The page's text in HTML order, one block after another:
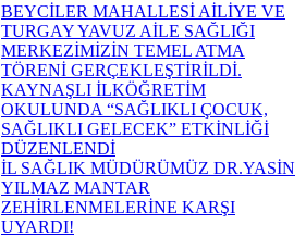
BEYCİLER MAHALLESİ AİLİYE VE
TURGAY YAVUZ AİLE SAĞLIĞI
MERKEZİMİZİN TEMEL ATMA
TÖRENİ GERÇEKLEŞTİRİLDİ.
KAYNAŞLI İLKÖĞRETİM
OKULUNDA “SAĞLIKLI ÇOCUK,
SAĞLIKLI GELECEK” ETKİNLİĞİ
DÜZENLENDİ
İL SAĞLIK MÜDÜRÜMÜZ DR.YASİN
YILMAZ MANTAR
ZEHİRLENMELERİNE KARŞI
UYARDI!